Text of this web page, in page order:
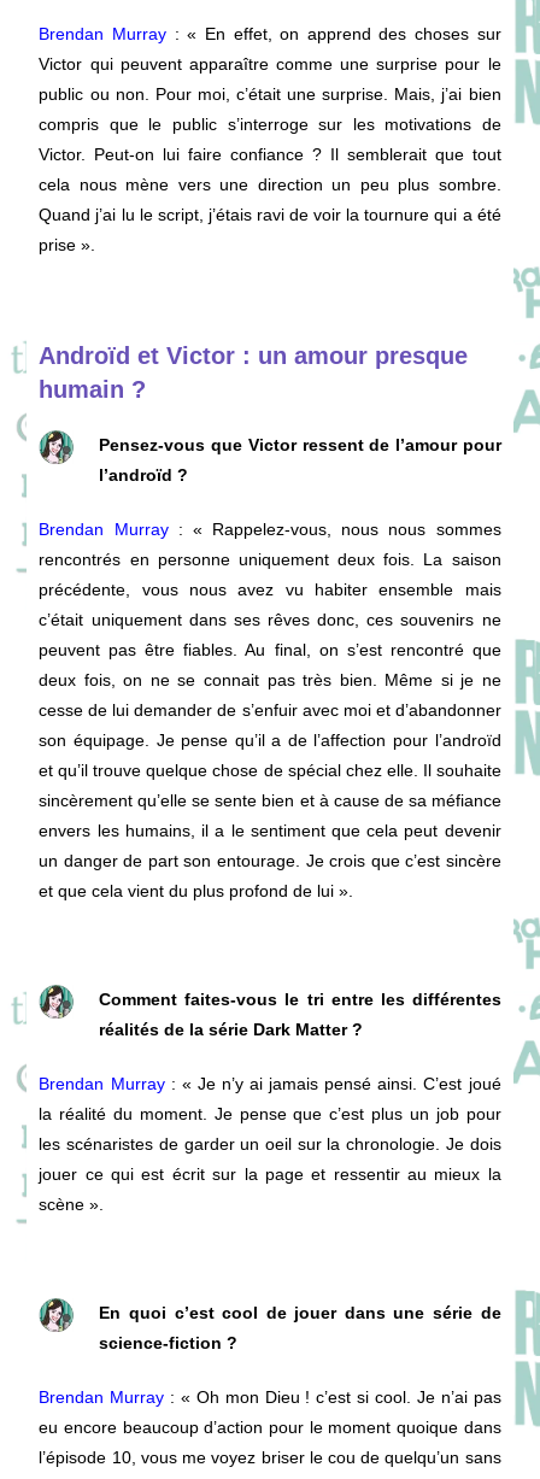
Brendan Murray : « En effet, on apprend des choses sur
Victor qui peuvent apparaître comme une surprise pour le
public ou non. Pour moi, c’était une surprise. Mais, j’ai bien
compris que le public s’interroge sur les motivations de
Victor. Peut-on lui faire confiance ? Il semblerait que tout
cela nous mène vers une direction un peu plus sombre.
Quand j’ai lu le script, j’étais ravi de voir la tournure qui a été
prise ».
Androïd et Victor : un amour presque
humain ?
Pensez-vous que Victor ressent de l’amour pour
l’androïd ?
Brendan Murray: « Rappelez-vous, nous nous sommes
rencontrés en personne uniquement deux fois. La saison
précédente, vous nous avez vu habiter ensemble mais
c’était uniquement dans ses rêves donc, ces souvenirs ne
peuvent pas être fiables. Au final, on s’est rencontré que
deux fois, on ne se connait pas très bien. Même si je ne
cesse de lui demander de s’enfuir avec moi et d’abandonner
son équipage. Je pense qu’il a de l’affection pour l’androïd
et qu’il trouve quelque chose de spécial chez elle. Il souhaite
sincèrement qu’elle se sente bien et à cause de sa méfiance
envers les humains, il a le sentiment que cela peut devenir
un danger de part son entourage. Je crois que c’est sincère
et que cela vient du plus profond de lui ».
Comment faites-vous le tri entre les différentes
réalités de la série Dark Matter ?
Brendan Murray: « Je n’y ai jamais pensé ainsi. C’est joué
la réalité du moment. Je pense que c’est plus un job pour
les scénaristes de garder un oeil sur la chronologie. Je dois
jouer ce qui est écrit sur la page et ressentir au mieux la
scène ».
En quoi c’est cool de jouer dans une série de
science-fiction ?
Brendan Murray : « Oh mon Dieu ! c’est si cool. Je n’ai pas
eu encore beaucoup d’action pour le moment quoique dans
l’épisode 10, vous me voyez briser le cou de quelqu’un sans